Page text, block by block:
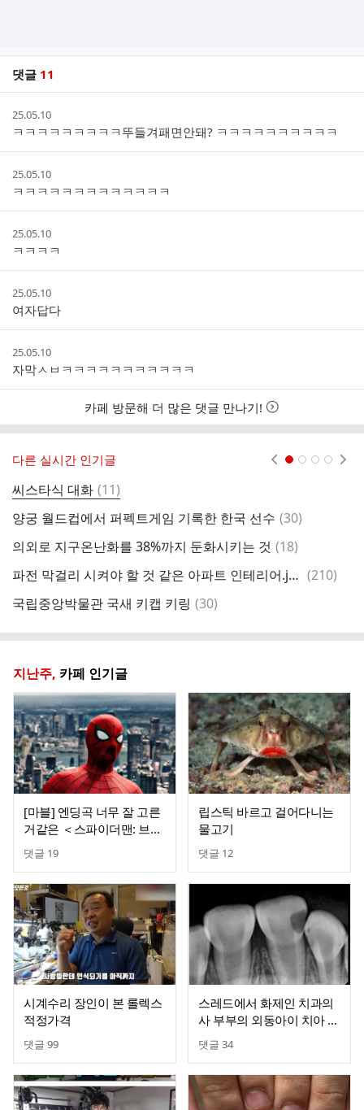
댓글 11
스
작
성
시
간
25.05.10
ㅋㅋㅋㅋㅋㅋㅋㅋㅋ뚜들겨패면안돼? ㅋㅋㅋㅋㅋㅋㅋㅋㅋㅋ
작
성
시
간
25.05.10
ㅋㅋㅋㅋㅋㅋㅋㅋㅋㅋㅋㅋㅋ
작
성
시
간
25.05.10
ㅋㅋㅋㅋ
작
성
시
간
25.05.10
여자답다
작
성
시
간
25.05.10
자막ㅅㅂㅋㅋㅋㅋㅋㅋㅋㅋㅋㅋㅋ
카페 방문해 더 많은 댓글 만나기!
다른 실시간 인기글
씨스타식 대화 댓
글
(11)
양궁 월드컵에서 퍼펙트게임 기록한 한국 선수 댓
(30)
의외로 지구온난화를 38%까지 둔화시키는 것 댓
(18)
파전 막걸리 시켜야 할 것 같은 아파트 인테리어.jpg 댓
(210)
국립중앙박물관 국새 키캡 키링 댓
(30)
지난주, 카페 인기글
[마블] 엔딩곡 너무 잘 고른
거같은 ＜스파이더맨: 브랜
드 뉴 데이＞
댓글 19
립스틱 바르고 걸어다니는
물고기
댓글 12
시계수리 장인이 본 롤렉스
적정가격
댓글 99
스레드에서 화제인 치과의
사 부부의 외동아이 치아 상
태.jpg
댓글 34